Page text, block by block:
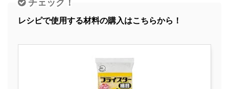
レシピで使用する材料の購入はこちらから！